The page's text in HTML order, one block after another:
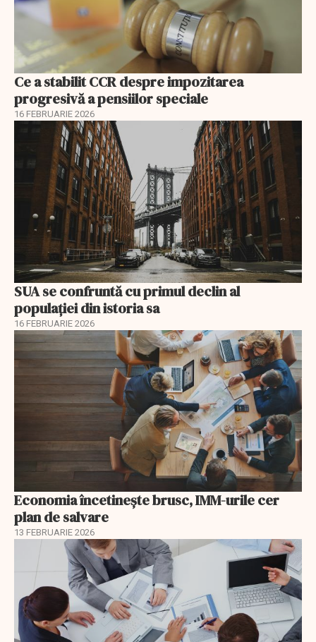
Ce a stabilit CCR despre impozitarea
progresivă a pensiilor speciale
16 FEBRUARIE 2026
SUA se confruntă cu primul declin al
populației din istoria sa
16 FEBRUARIE 2026
Economia încetinește brusc, IMM-urile cer
plan de salvare
13 FEBRUARIE 2026